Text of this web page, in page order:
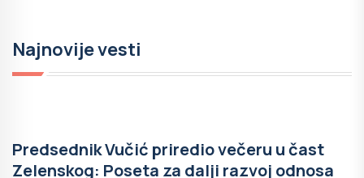
Najnovije vesti
Predsednik Vučić priredio večeru u čast
Zelenskog: Poseta za dalji razvoj odnosa